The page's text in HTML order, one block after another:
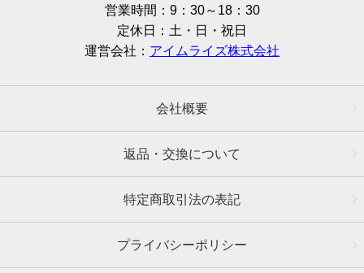
営業時間：9：30～18：30
定休日：土・日・祝日
運営会社： アイムライズ株式会社
会社概要
返品・交換について
特定商取引法の表記
プライバシーポリシー